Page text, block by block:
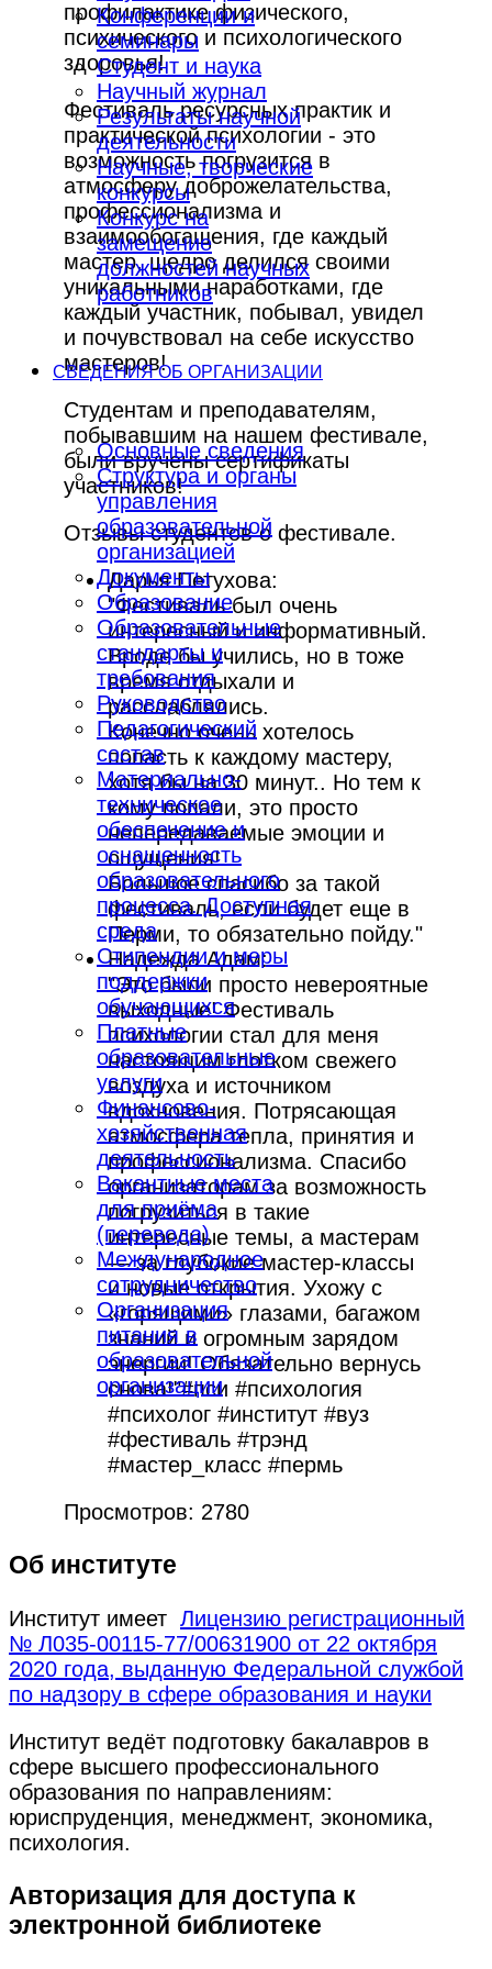
Конференции и
семинары
Студент и наука
Научный журнал
Результаты научной
деятельности
Научные, творческие
конкурсы
Конкурс на
замещение
должностей научных
работников
СВЕДЕНИЯ ОБ ОРГАНИЗАЦИИ
Основные сведения
Структура и органы
управления
образовательной
организацией
Документы
Образование
Образовательные
стандарты и
требования
Руководство
Педагогический
состав
Материально-
техническое
обеспечение и
оснащенность
образовательного
процесса. Доступная
среда
Стипендии и меры
поддержки
обучающихся
Платные
образовательные
услуги
Финансово-
хозяйственная
деятельность
Вакантные места
для приёма
(перевода)
Международное
сотрудничество
Организация
питания в
образовательной
организации
профилактике физического,
психического и психологического
здоровья!
Фестиваль ресурсных практик и
практической психологии - это
возможность погрузится в
атмосферу доброжелательства,
профессионализма и
взаимообогащения, где каждый
мастер, щедро делился своими
уникальными наработками, где
каждый участник, побывал, увидел
и почувствовал на себе искусство
мастеров!
Студентам и преподавателям,
побывавшим на нашем фестивале,
были вручены сертификаты
участников!
Отзывы студентов о фестивале.
Дарья Петухова:
"Фестиваль был очень
интересный и информативный.
Вроде бы учились, но в тоже
время отдыхали и
расслаблялись.
Конечно очень хотелось
попасть к каждому мастеру,
хотя бы на 30 минут.. Но тем к
кому попали, это просто
непередаваемые эмоции и
ощущения!
Большое спасибо за такой
фестиваль, если будет еще в
Перми, то обязательно пойду."
Надежда Адам:
"Это были просто невероятные
выходные! Фестиваль
психологии стал для меня
настоящим глотком свежего
воздуха и источником
вдохновения. Потрясающая
атмосфера тепла, принятия и
профессионализма. Спасибо
организаторам за возможность
погрузиться в такие
интересные темы, а мастерам
— за глубокие мастер-классы
и новые открытия. Ухожу с
«горящими» глазами, багажом
знаний и огромным зарядом
энергии! Обязательно вернусь
снова!"#пси #психология
#психолог #институт #вуз
#фестиваль #трэнд
#мастер_класс #пермь
Просмотров: 2780
Об институте
Институт имеет Лицензию регистрационный
№ Л035-00115-77/00631900 от 22 октября
2020 года, выданную Федеральной службой
по надзору в сфере образования и науки
Институт ведёт подготовку бакалавров в
сфере высшего профессионального
образования по направлениям:
юриспруденция, менеджмент, экономика,
психология.
Авторизация для доступа к
электронной библиотеке